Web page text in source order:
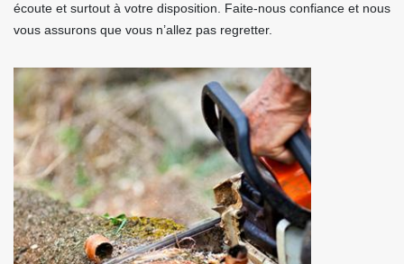
écoute et surtout à votre disposition. Faite-nous confiance et nous
vous assurons que vous n’allez pas regretter.